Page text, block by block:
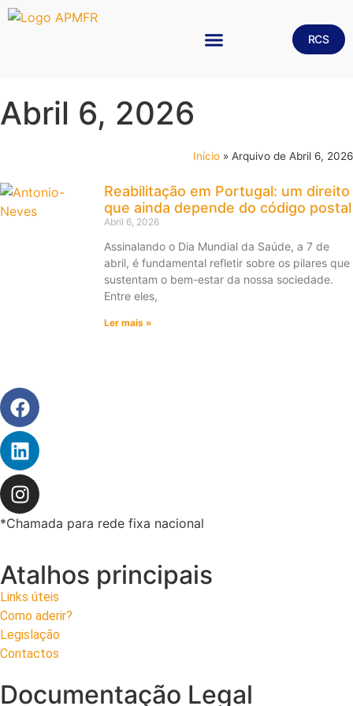
RCS
Abril 6, 2026
Início » Arquivo de Abril 6, 2026
Reabilitação em Portugal: um direito
que ainda depende do código postal
Abril 6, 2026
Assinalando o Dia Mundial da Saúde, a 7 de
abril, é fundamental refletir sobre os pilares que
sustentam o bem-estar da nossa sociedade.
Entre eles,
Ler mais »
*Chamada para rede fixa nacional
Atalhos principais
Links úteis
Como aderir?
Legislação
Contactos
Documentação Legal